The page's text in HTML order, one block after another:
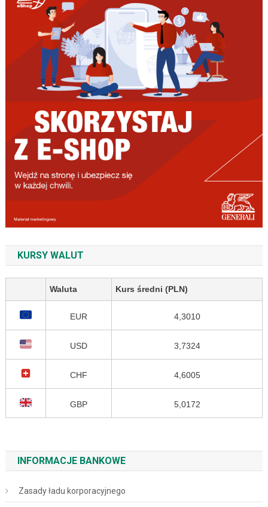
KURSY WALUT
Waluta Kurs średni (PLN)
EUR 4,3010
USD 3,7324
CHF 4,6005
GBP 5,0172
INFORMACJE BANKOWE
Zasady ładu korporacyjnego